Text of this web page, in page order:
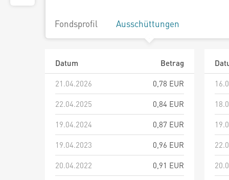
Fondsprofil Ausschüttungen
Datum
Betrag
21.04.2026
0,78 EUR
22.04.2025
0,84 EUR
19.04.2024
0,87 EUR
19.04.2023
0,96 EUR
20.04.2022
0,91 EUR